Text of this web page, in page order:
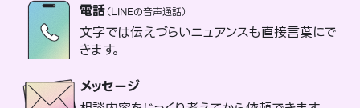
電話（LINEの音声通話）
文字では伝えづらいニュアンスも直接言葉にで
きます。
メッセージ